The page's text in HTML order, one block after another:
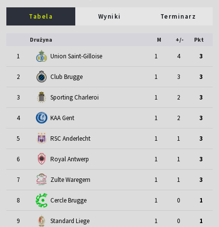
Tabela Wyniki Terminarz
Drużyna M +/- Pkt
1 Union Saint-Gilloise 1 4 3
2 Club Brugge 1 3 3
3 Sporting Charleroi 1 2 3
4 KAA Gent 1 2 3
5 RSC Anderlecht 1 1 3
6 Royal Antwerp 1 1 3
7 Zulte Waregem 1 1 3
8 Cercle Brugge 1 0 1
9 Standard Liege 1 0 1